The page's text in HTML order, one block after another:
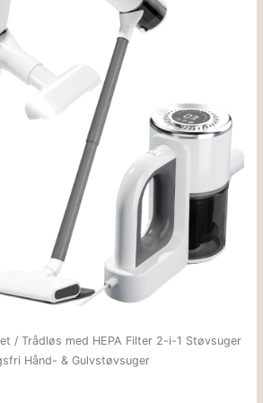
/ Trådløs med HEPA Filter 2-i-1 Støvsuger
Hånd- & Gulvstøvsuger
449.00kr..